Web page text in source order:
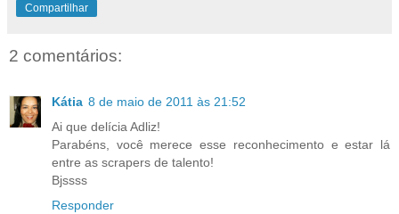
Compartilhar
2 comentários:
Kátia 8 de maio de 2011 às 21:52
Ai que delícia Adliz!
Parabéns, você merece esse reconhecimento e estar lá
entre as scrapers de talento!
Bjssss
Responder